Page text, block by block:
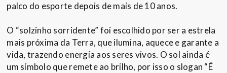
palco do esporte depois de mais de 10 anos.
O “solzinho sorridente” foi escolhido por ser a estrela
mais próxima da Terra, que ilumina, aquece e garante a
vida, trazendo energia aos seres vivos. O sol ainda é
um símbolo que remete ao brilho, por isso o slogan “É